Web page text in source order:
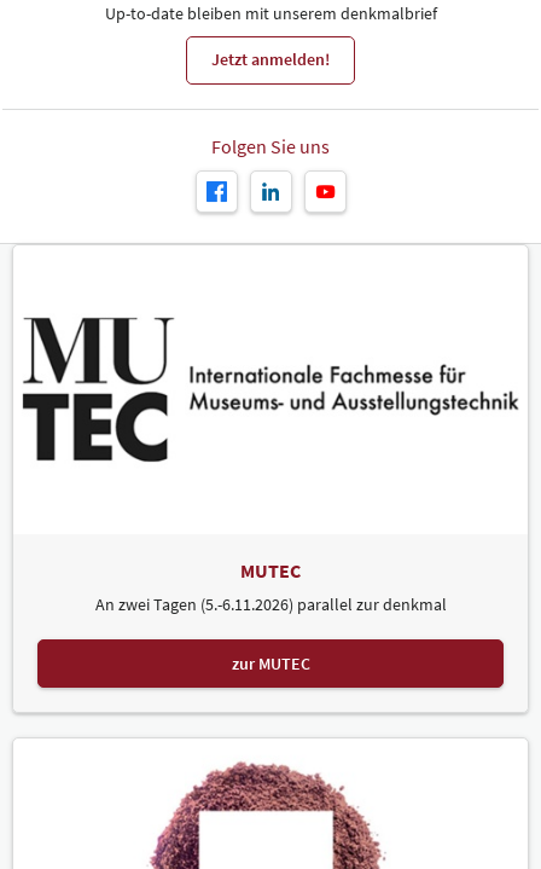
Up-to-date bleiben mit unserem denkmalbrief
Jetzt anmelden!
Folgen Sie uns
MUTEC
An zwei Tagen (5.-6.11.2026) parallel zur denkmal
zur MUTEC